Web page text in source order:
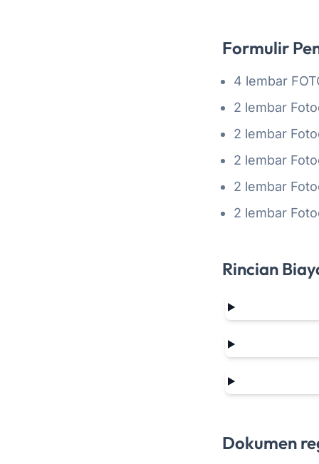
Formulir
4 lembar
2 lembar
2 lembar
2 lembar
2 lembar
2 lembar
Rincian
Dokumen